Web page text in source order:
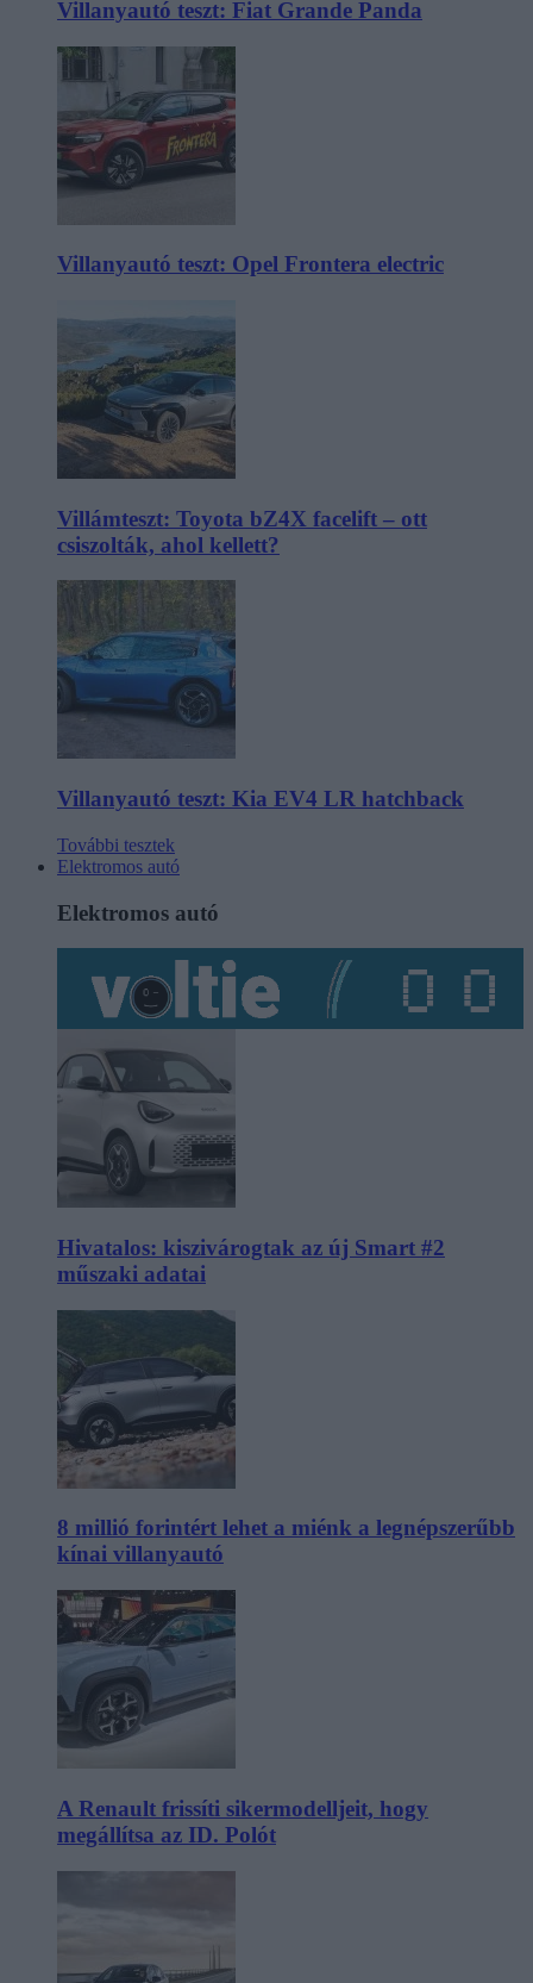
Villanyautó teszt: Fiat Grande Panda
Villanyautó teszt: Opel Frontera electric
Villámteszt: Toyota bZ4X facelift – ott
csiszolták, ahol kellett?
Villanyautó teszt: Kia EV4 LR hatchback
További tesztek
Elektromos autó
Elektromos autó
Hivatalos: kiszivárogtak az új Smart #2
műszaki adatai
8 millió forintért lehet a miénk a legnépszerűbb
kínai villanyautó
A Renault frissíti sikermodelljeit, hogy
megállítsa az ID. Polót